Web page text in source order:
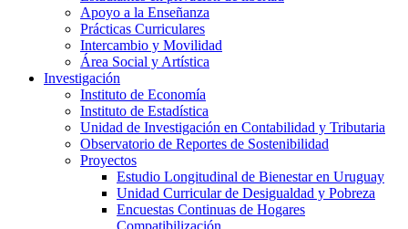
Apoyo a la Enseñanza
Prácticas Curriculares
Intercambio y Movilidad
Área Social y Artística
Investigación
Instituto de Economía
Instituto de Estadística
Unidad de Investigación en Contabilidad y Tributaria
Observatorio de Reportes de Sostenibilidad
Proyectos
Estudio Longitudinal de Bienestar en Uruguay
Unidad Curricular de Desigualdad y Pobreza
Encuestas Continuas de Hogares
Compatibilización